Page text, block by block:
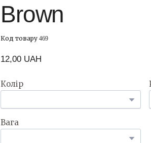
Brown
Код товару 469
12,00 UAH
Колір
Вага